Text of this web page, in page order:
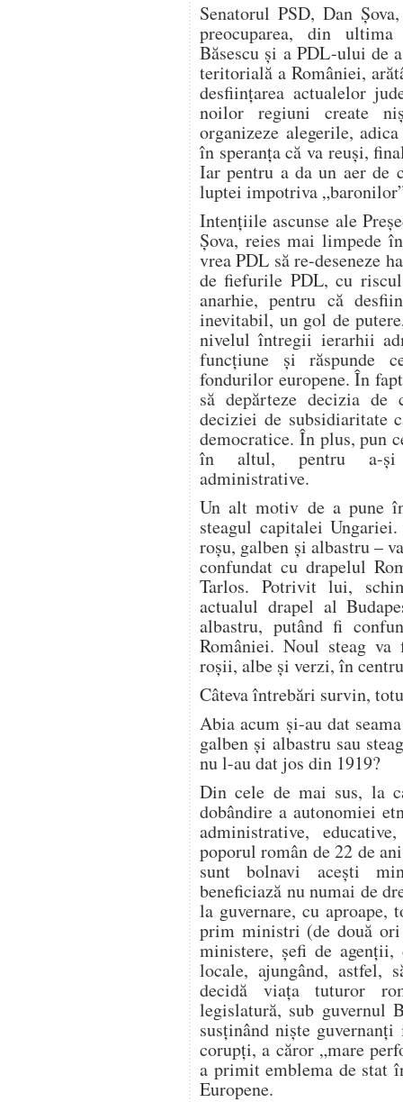
Senatorul PSD, Dan
preocuparea, din
Băsescu şi a PDL-ului de
teritorială a României,
desfiinţarea actualelor
noilor regiuni create
organizeze alegerile,
în speranţa că va reuşi,
Iar pentru a da un aer de
luptei impotriva
Intenţiile ascunse ale
Şova, reies mai limpede
vrea PDL să re-deseneze
de fiefurile PDL, cu
anarhie, pentru că
inevitabil, un gol de
nivelul întregii ierarhii
funcţiune şi răspunde
fondurilor europene. În
să depărteze decizia de
deciziei de subsidiaritate
democratice. În plus, pun
în altul, pentru a-şi
administrative.
Un alt motiv de a pune
steagul capitalei
roşu, galben şi albastru –
confundat cu drapelul
Tarlos. Potrivit lui,
actualul drapel al
albastru, putând fi
României. Noul steag
roşii, albe şi verzi, în
Câteva întrebări survin,
Abia acum şi-au dat
galben şi albastru sau
nu l-au dat jos din 1919?
Din cele de mai sus, la
dobândire a autonomiei
administrative,
poporul român de 22 de
sunt bolnavi aceşti
beneficiază nu numai de
la guvernare, cu aproape,
prim ministri (de două
ministere, şefi de
locale, ajungând, astfel,
decidă viaţa tuturor
legislatură, sub guvernul
susţinând nişte
corupţi, a căror „mare
a primit emblema de stat
Europene.